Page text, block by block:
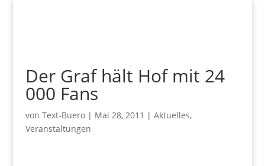
Der Graf hält Hof mit 24
000 Fans
von Text-Buero| Mai 28, 2011 | Aktuelles,
Veranstaltungen